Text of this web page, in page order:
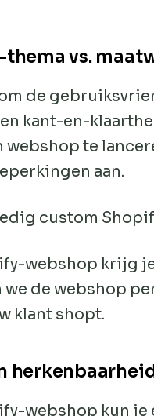
vs.
de
kant-en-
webshop te
aan.
custom
webshop krijg
de webshop
klant shopt.
webshop kun